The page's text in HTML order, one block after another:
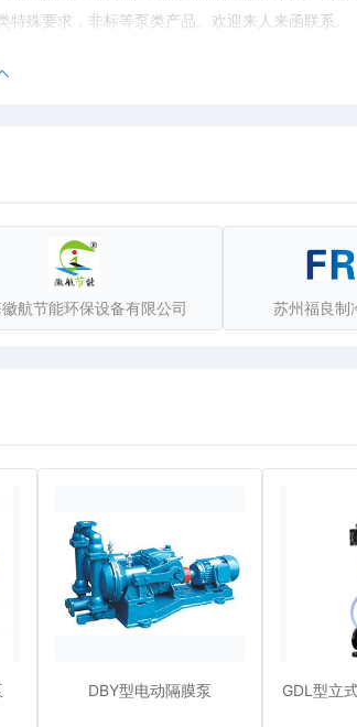
殊要求，非标等泵类产品。欢迎来人来函联系。
徽航节能环保设备有限公司 苏州福良制
DBY型电动隔膜泵 GDL型立